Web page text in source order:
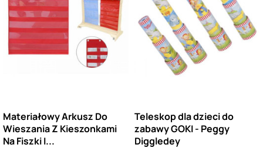
Materiałowy Arkusz Do
Wieszania Z Kieszonkami
Na Fiszki I...
Teleskop dla dzieci do
zabawy GOKI - Peggy
Diggledey